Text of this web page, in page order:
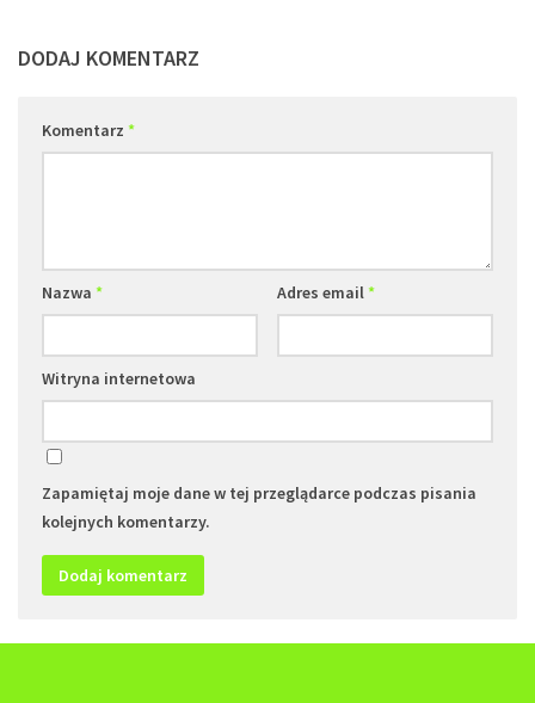
DODAJ KOMENTARZ
Komentarz *
Nazwa * Adres email*
Witryna internetowa
Zapamiętaj moje dane w tej przeglądarce podczas pisania
kolejnych komentarzy.